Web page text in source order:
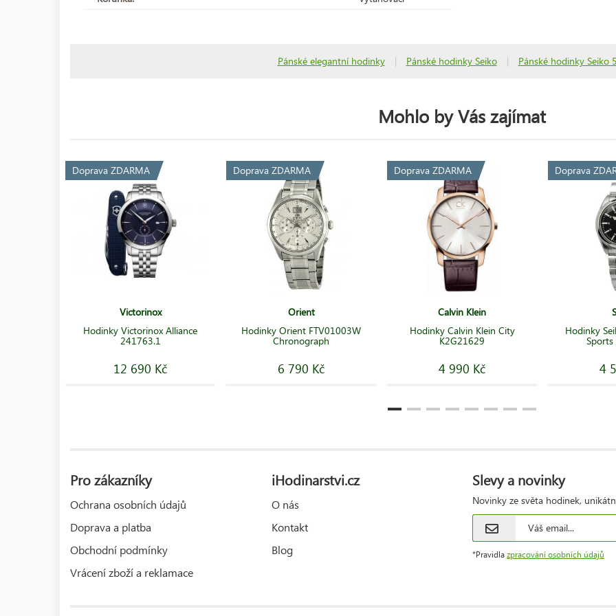
Pánské elegantní hodinky | Pánské hodinky Seiko | Pánské hodinky Seiko
Mohlo by Vás zajímat
Doprava ZDARMA
Victorinox
Hodinky Victorinox Alliance
241763.1
12 690 Kč
Doprava ZDARMA
Orient
Hodinky Orient FTV01003W
Chronograph
6 790 Kč
Doprava ZDARMA
Calvin Klein
Hodinky Calvin Klein City
K2G21629
4 990 Kč
Doprava
Hodinky
4
Pro zákazníky
Ochrana osobních údajů
Doprava a platba
Obchodní podmínky
Vrácení zboží a reklamace
iHodinarstvi.cz
O nás
Kontakt
Blog
Slevy a novinky
Novinky ze světa hodinek,
*Pravidla zpracování osobních údajů